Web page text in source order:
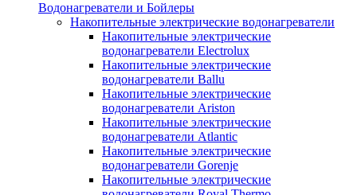
Водонагреватели и Бойлеры
Накопительные электрические водонагреватели
Накопительные электрические
водонагреватели Electrolux
Накопительные электрические
водонагреватели Ballu
Накопительные электрические
водонагреватели Ariston
Накопительные электрические
водонагреватели Atlantic
Накопительные электрические
водонагреватели Gorenje
Накопительные электрические